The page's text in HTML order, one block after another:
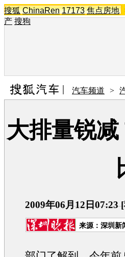
搜狐 ChinaRen 17173 焦点房地
产 搜狗
汽车频道 >
大排量锐
2009年06月12日07:23 [
来源：深圳新